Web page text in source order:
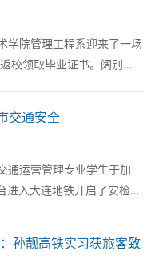
学院管理工程系迎来了一场
领取毕业证书。阔别校
交通安全
通运营管理专业学生于加
进入大连地铁开启了安检员
作为安...
孙靓高铁实习获旅客致